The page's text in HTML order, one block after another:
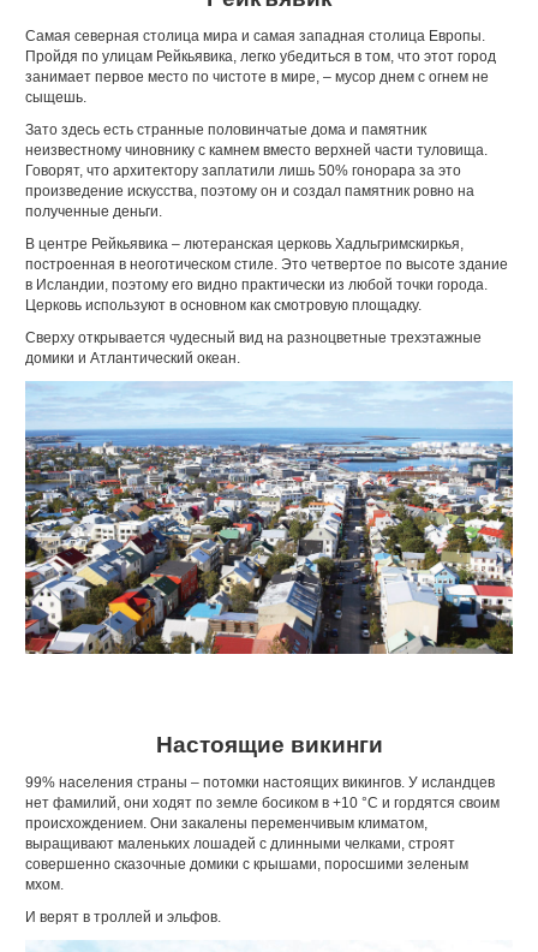
Самая северная столица мира и самая западная столица Евро­пы.
Пройдя по улицам Рейкьявика, легко убедиться в том, что этот город
занимает первое место по чистоте в мире, – мусор днем с огнем не
сыщешь.
Зато здесь есть странные половинчатые дома и памятник
неизвестному чиновнику с камнем вместо верхней части туло­вища.
Говорят, что архитектору заплатили лишь 50% гонорара за это
произведение искусства, поэтому он и создал памятник ровно на
полученные деньги.
В центре Рейкьявика – лютеранская церковь Хадльгрим­скиркья,
построенная в неоготическом стиле. Это четвертое по высоте здание
в Исландии, поэтому его видно практиче­ски из любой точки города.
Церковь используют в основном как смотровую площадку.
Сверху открывается чудесный вид на разноцветные трехэтажные
домики и Атлантический океан.
Настоящие викинги
99% населения страны – потомки насто­ящих викингов. У исландцев
нет фамилий, они ходят по земле босиком в +10 °C и гор­дятся своим
происхождением. Они закале­ны переменчивым климатом,
выращивают маленьких лошадей с длинными челками, строят
совершенно сказочные домики с крышами, поросшими зеленым
мхом.
И верят в троллей и эльфов.